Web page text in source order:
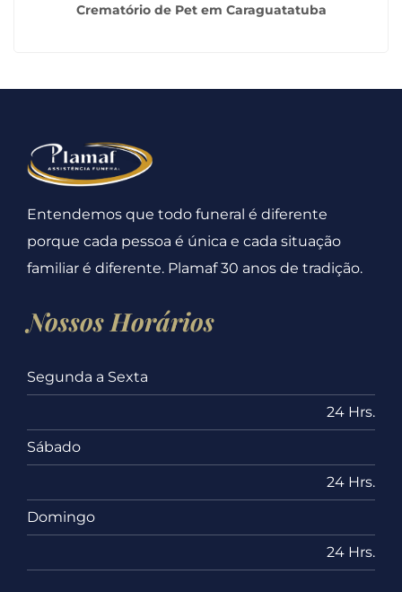
Crematório de Pet em Caraguatatuba
Entendemos que todo funeral é diferente
porque cada pessoa é única e cada situação
familiar é diferente. Plamaf 30 anos de tradição.
Nossos Horários
Segunda a Sexta
24 Hrs.
Sábado
24 Hrs.
Domingo
24 Hrs.